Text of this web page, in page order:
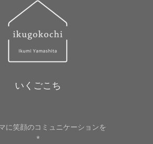
いくごこち
に笑顔のコミュニケーションを
*